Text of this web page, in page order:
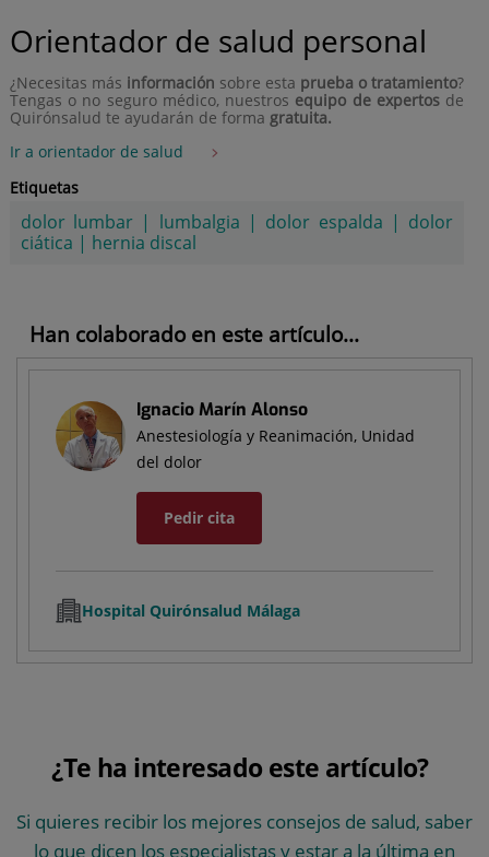
Orientador de salud personal
¿Necesitas más información sobre esta prueba o tratamiento?
Tengas o no seguro médico, nuestros equipo de expertosde
Quirónsalud te ayudarán de forma gratuita.
Ir a orientador de salud
Etiquetas
dolor lumbar | lumbalgia | dolor espalda | dolor
ciática | hernia discal
Han colaborado en este artículo...
Ignacio Marín Alonso
Anestesiología y Reanimación, Unidad
del dolor
Pedir cita
Hospital Quirónsalud Málaga
¿Te ha interesado este artículo?
Si quieres recibir los mejores consejos de salud, saber
lo que dicen los especialistas y estar a la última en